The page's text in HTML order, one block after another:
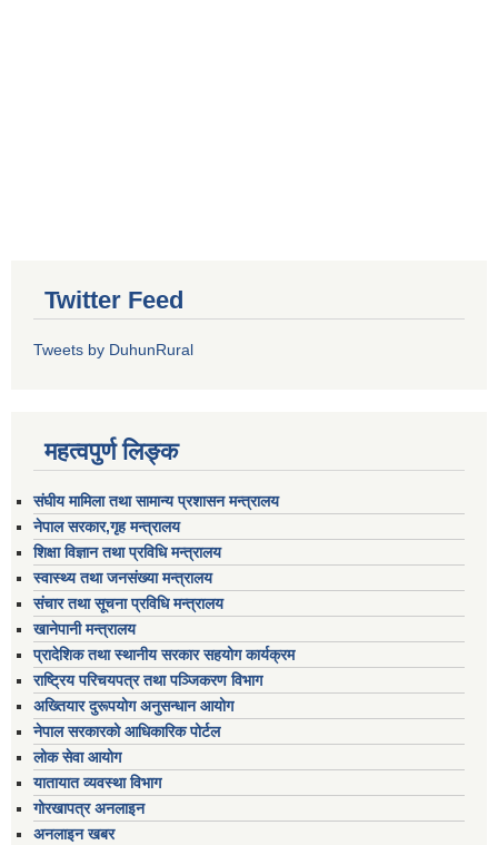
Twitter Feed
Tweets by DuhunRural
महत्वपुर्ण लिङ्क
संघीय मामिला तथा सामान्य प्रशासन मन्त्रालय
नेपाल सरकार,गृह मन्त्रालय
शिक्षा विज्ञान तथा प्रविधि मन्त्रालय
स्वास्थ्य तथा जनसंख्या मन्त्रालय
संचार तथा सूचना प्रविधि मन्त्रालय
खानेपानी मन्त्रालय
प्रादेशिक तथा स्थानीय सरकार सहयोग कार्यक्रम
राष्ट्रिय परिचयपत्र तथा पञ्जिकरण विभाग
अख्तियार दुरूपयोग अनुसन्धान आयोग
नेपाल सरकारको आधिकारिक पोर्टल
लोक सेवा आयोग
यातायात व्यवस्था विभाग
गोरखापत्र अनलाइन
अनलाइन खबर